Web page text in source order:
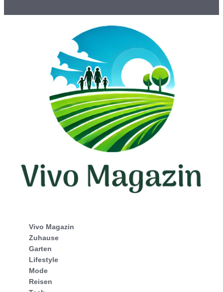
Vivo Magazin
Zuhause
Garten
Lifestyle
Mode
Reisen